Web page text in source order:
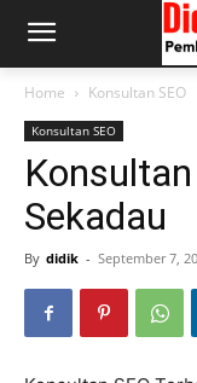
Home Konsultan SEO
Konsultan SEO
Sekadau
By didik - September 7,